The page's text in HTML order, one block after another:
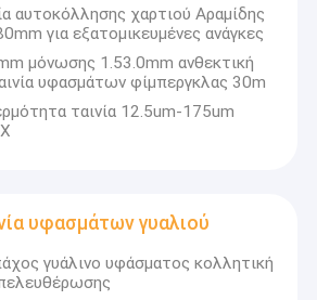
αυτοκόλλησης χαρτιού Αραμίδης
για εξατομικευμένες ανάγκες
μόνωσης 1.53.0mm ανθεκτική
υφασμάτων φίμπεργκλας 30m
ταινία 12.5um-175um
υφασμάτων γυαλιού
γυάλινο υφάσματος κολλητική